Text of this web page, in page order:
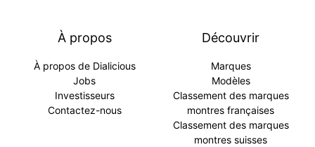
À propos
À propos de Dialicious
Jobs
Investisseurs
Contactez-nous
Découvrir
Marques
Modèles
Classement des marques
montres françaises
Classement des marques
montres suisses